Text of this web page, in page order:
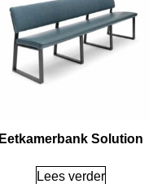
Eetkamerbank Solution
Lees verder